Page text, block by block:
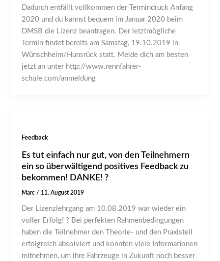
Dadurch entfällt vollkommen der Termindruck Anfang
2020 und du kannst bequem im Januar 2020 beim
DMSB die Lizenz beantragen. Der letztmögliche
Termin findet bereits am Samstag, 19.10.2019 in
Wünschheim/Hunsrück statt. Melde dich am besten
jetzt an unter http://www.rennfahrer-
schule.com/anmeldung
Feedback
Es tut einfach nur gut, von den Teilnehmern
ein so überwältigend positives Feedback zu
bekommen! DANKE! ?
Marc / 11. August 2019
Der Lizenzlehrgang am 10.08.2019 war wieder ein
voller Erfolg! ? Bei perfekten Rahmenbedingungen
haben die Teilnehmer den Theorie- und den Praxisteil
erfolgreich absolviert und konnten viele Informationen
mitnehmen, um ihre Fahrzeuge in Zukunft noch besser